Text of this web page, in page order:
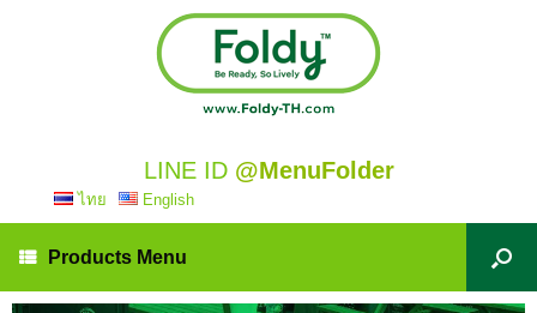
LINE ID @MenuFolder
ไทย English
Products Menu